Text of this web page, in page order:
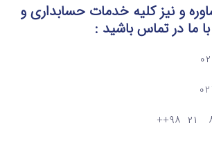
و نیز کلیه خدمات حسابداری و
با ما در تماسباشید :